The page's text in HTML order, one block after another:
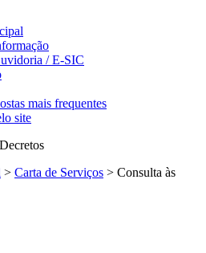
/ E-SIC
mais frequentes
site
> Carta de Serviços > Consulta às